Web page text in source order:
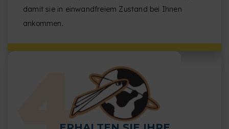
damit sie in einwandfreiem Zustand bei Ihnen
ankommen.